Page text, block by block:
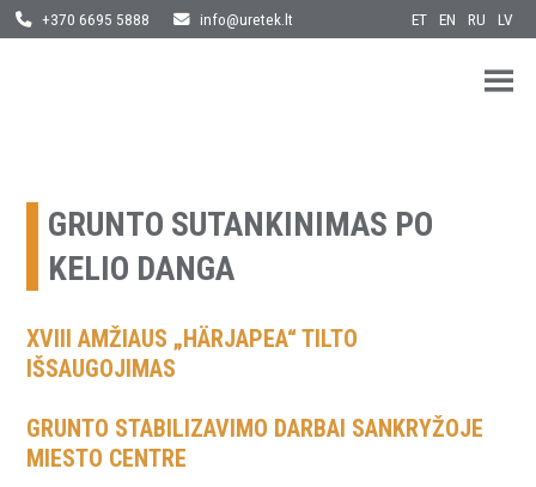
content
+370 6695 5888 info@uretek.lt ET EN RU LV
GRUNTO SUTANKINIMAS PO
KELIO DANGA
XVIII AMŽIAUS „HÄRJAPEA“ TILTO
IŠSAUGOJIMAS
GRUNTO STABILIZAVIMO DARBAI SANKRYŽOJE
MIESTO CENTRE